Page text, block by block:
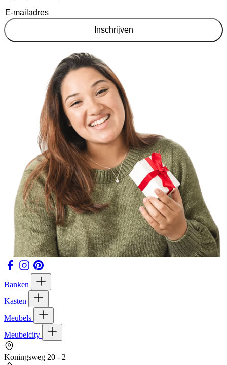
Inschrijven
Banken
Kasten
Meubels
Meubelcity
Koningsweg 20 - 2